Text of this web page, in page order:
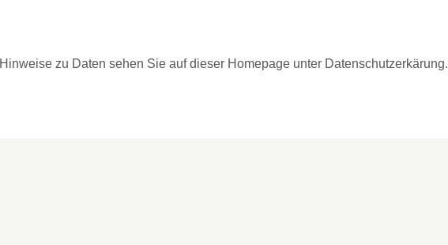
Hinweise zu Daten sehen Sie auf dieser Homepage unter Datenschutzerkärung.